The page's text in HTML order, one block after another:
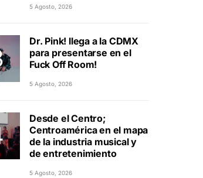
5 Agosto, 2026
Dr. Pink! llega a la CDMX
para presentarse en el
Fuck Off Room!
5 Agosto, 2026
Desde el Centro;
Centroamérica en el mapa
de la industria musical y
de entretenimiento
5 Agosto, 2026